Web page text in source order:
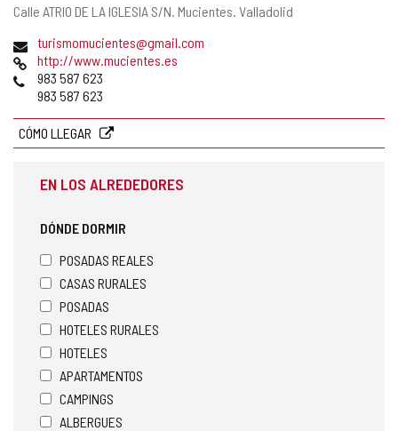
Dirección
Calle ATRIO DE LA IGLESIA S/N. Mucientes. Valladolid
Dirección
de
correo
electrónico
turismomucientes@gmail.com
Página
Web
http://www.mucientes.es
Teléfonos
983 587 623
983 587 623
CÓMO LLEGAR
EN LOS ALREDEDORES
DÓNDE DORMIR
POSADAS REALES
CASAS RURALES
POSADAS
HOTELES RURALES
HOTELES
APARTAMENTOS
CAMPINGS
ALBERGUES